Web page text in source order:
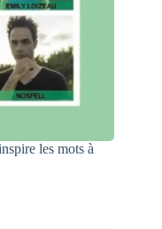
les mots à